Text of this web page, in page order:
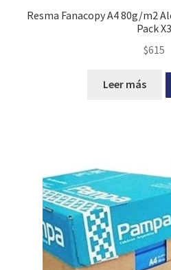
Resma Fanacopy A4 80g/m2
Pack X3
$615
Leer más